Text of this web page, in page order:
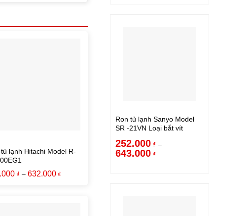
Ron tủ lạnh Sanyo Model
SR -21VN Loại bắt vít
252.000 ₫ –
643.000 ₫
lạnh Hitachi Model R-
₫ – 632.000 ₫